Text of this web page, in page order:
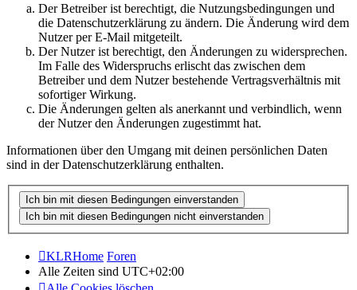
Der Betreiber ist berechtigt, die Nutzungsbedingungen und
die Datenschutzerklärung zu ändern. Die Änderung wird dem
Nutzer per E-Mail mitgeteilt.
Der Nutzer ist berechtigt, den Änderungen zu widersprechen.
Im Falle des Widerspruchs erlischt das zwischen dem
Betreiber und dem Nutzer bestehende Vertragsverhältnis mit
sofortiger Wirkung.
Die Änderungen gelten als anerkannt und verbindlich, wenn
der Nutzer den Änderungen zugestimmt hat.
Informationen über den Umgang mit deinen persönlichen Daten
sind in der Datenschutzerklärung enthalten.
KLRHome Foren
Alle Zeiten sind UTC+02:00